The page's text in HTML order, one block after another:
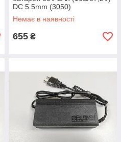
DC 5.5mm (3050)
Немає в наявності
655 ₴